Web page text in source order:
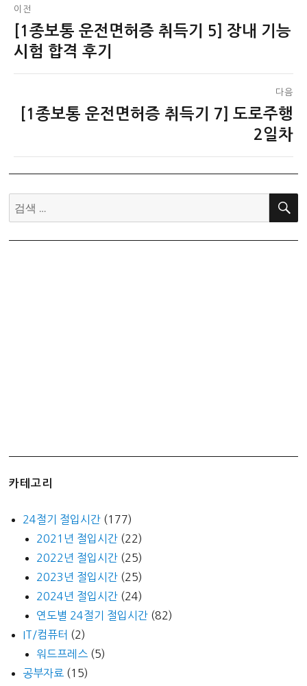
글
탐
색
이전
이
전
[1종보통 운전면허증 취득기 5] 장내 기능
시험 합격 후기
다음
[1종보통 운전면허증 취득기 7] 도로주행
2일차
검
색:
검
카테고리
24절기 절입시간 (177)
2021년 절입시간 (22)
2022년 절입시간 (25)
2023년 절입시간 (25)
2024년 절입시간 (24)
연도별 24절기 절입시간 (82)
IT/컴퓨터 (2)
워드프레스 (5)
공부자료 (15)